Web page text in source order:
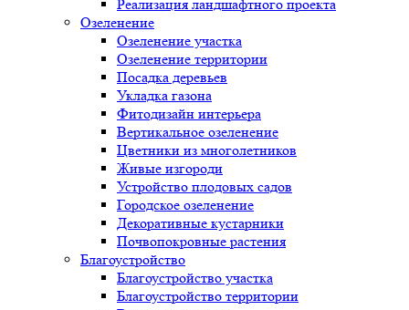
Реализация ландшафтного проекта
Озеленение
Озеленение участка
Озеленение территории
Посадка деревьев
Укладка газона
Фитодизайн интерьера
Вертикальное озеленение
Цветники из многолетников
Живые изгороди
Устройство плодовых садов
Городское озеленение
Декоративные кустарники
Почвопокровные растения
Благоустройство
Благоустройство участка
Благоустройство территории